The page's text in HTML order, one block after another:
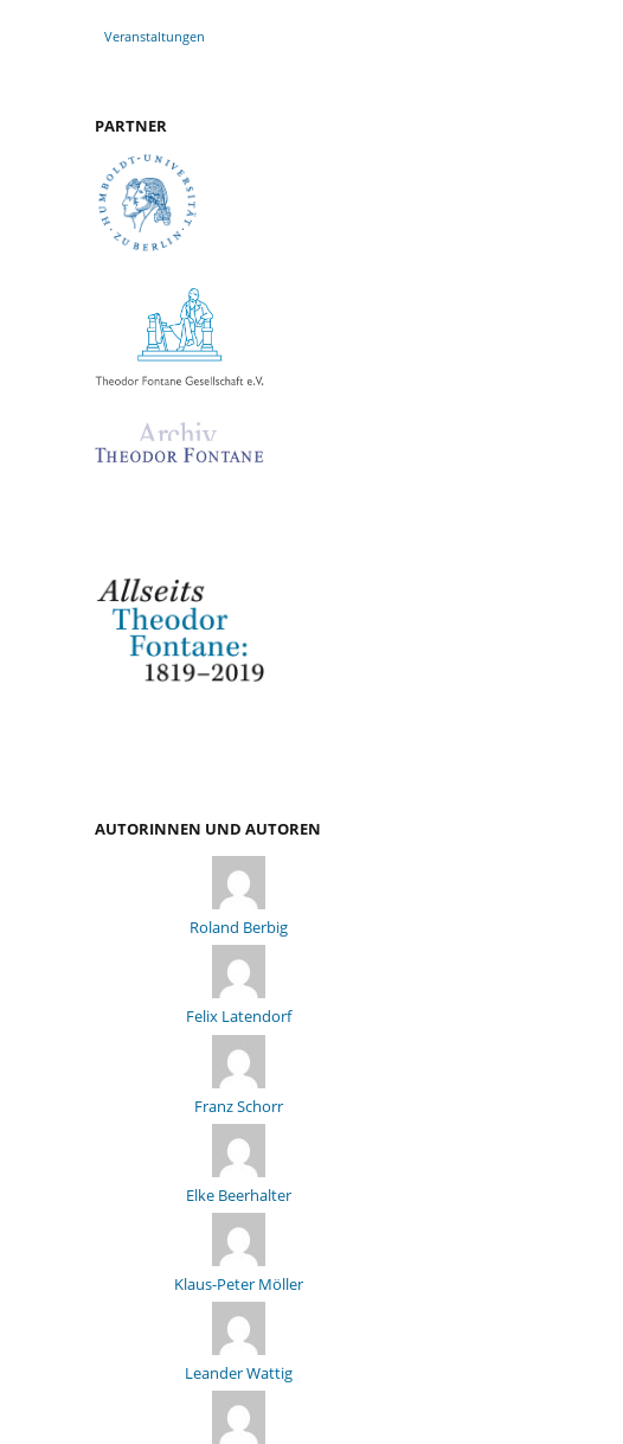
Veranstaltungen
PARTNER
AUTORINNEN UND AUTOREN
Roland Berbig
Felix Latendorf
Franz Schorr
Elke Beerhalter
Klaus-Peter Möller
Leander Wattig